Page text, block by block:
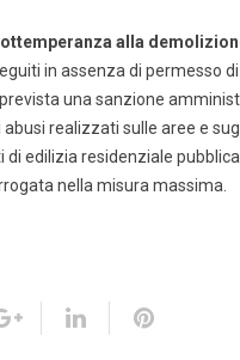
alla
in assenza di permesso
una sanzione
abusi realizzati sulle aree e
di edilizia residenziale
nella misura massima.